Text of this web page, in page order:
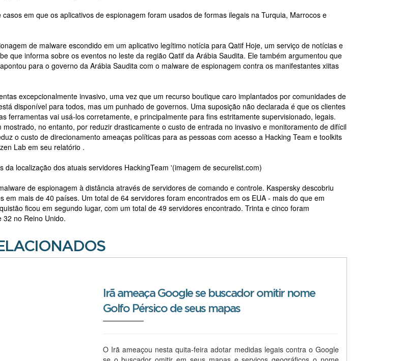
em que os aplicativos de espionagem foram usados de formas ilegais na Turquia, Marrocos e
de malware escondido em um aplicativo legítimo notícia para Qatif Hoje, um serviço de notícias e
que informa sobre os eventos no leste da região Qatif da Arábia Saudita. Ele também argumentou que
para o governo da Arábia Saudita com o malware de espionagem contra os manifestantes xiitas
excepcionalmente invasivo, uma vez que um recurso boutique caro implantados por comunidades de
disponível para todos, mas um punhado de governos. Uma suposição não declarada é que os clientes
ferramentas vai usá-los corretamente, e principalmente para fins estritamente supervisionado, legais.
mostrado, no entanto, por reduzir drasticamente o custo de entrada no invasivo e monitoramento de difícil
o custo de direcionamento ameaças políticas para as pessoas com acesso a Hacking Team e toolkits
Lab em seu relatório .
da localização dos atuais servidores HackingTeam '(imagem de securelist.com)
de espionagem à distância através de servidores de comando e controle. Kaspersky descobriu
em mais de 40 países. Um total de 64 servidores foram encontrados em os EUA - mais do que em
ficou em segundo lugar, com um total de 49 servidores encontrado. Trinta e cinco foram
no Reino Unido.
Irã ameaça Google se buscador omitir nome
Golfo Pérsico de seus mapas
O Irã ameaçou nesta quita-feira adotar medidas legais contra o Google